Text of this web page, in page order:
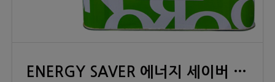
ENERGY SAVER 에너지 세이버 우레탄(R) 중도